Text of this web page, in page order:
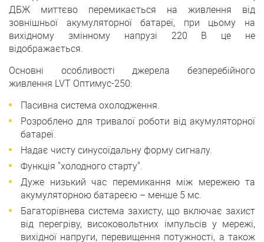
ДБЖ миттєво перемикається на живлення від
зовнішньої акумуляторної батареї, при цьому на
вихідному змінному напрузі 220 В це не
відображається.
Основні особливості джерела безперебійного
живлення LVT Оптимус-250:
Пасивна система охолодження.
Розроблено для тривалої роботи від акумуляторної
батареї.
Надає чисту синусоїдальну форму сигналу.
Функція "холодного старту".
Дуже низький час перемикання між мережею та
акумуляторною батареєю – менше 5 мс.
Багаторівнева система захисту, що включає захист
від перегріву, високовольтних імпульсів у мережі,
вихідної напруги, перевищення потужності, а також